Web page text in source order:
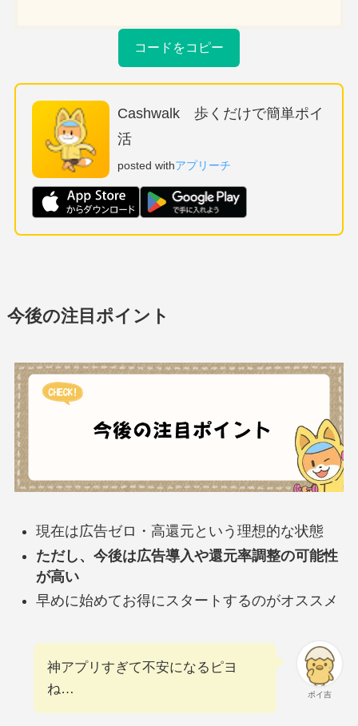
コードをコピー
Cashwalk 歩くだけで簡単ポイ
活
posted withアプリーチ
今後の注目ポイント
現在は広告ゼロ・高還元という理想的な状態
ただし、今後は広告導入や還元率調整の可能性
が高い
早めに始めてお得にスタートするのがオススメ
ポイ吉
神アプリすぎて不安になるピヨ
ね…